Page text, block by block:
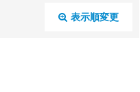
表示順変更